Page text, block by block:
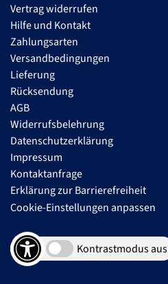
Vertrag widerrufen
Hilfe und Kontakt
Zahlungsarten
Versandbedingungen
Lieferung
Rücksendung
AGB
Widerrufsbelehrung
Datenschutzerklärung
Impressum
Kontaktanfrage
Erklärung zur Barrierefreiheit
Cookie-Einstellungen anpassen
Kontrastmodus aus